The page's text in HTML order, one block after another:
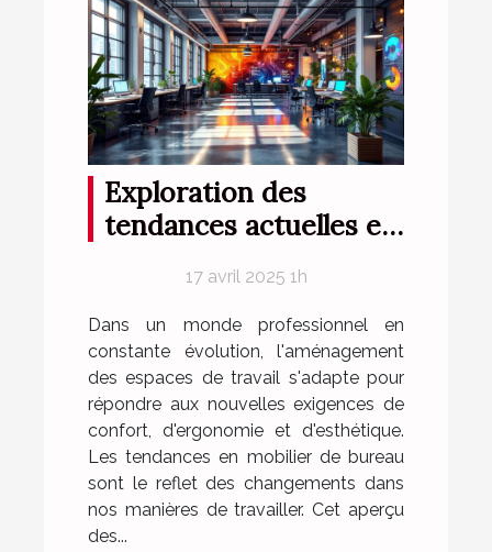
Exploration des
tendances actuelles en
17 avril 2025 1h
Dans un monde professionnel en
constante évolution, l'aménagement
des espaces de travail s'adapte pour
répondre aux nouvelles exigences de
confort, d'ergonomie et d'esthétique.
Les tendances en mobilier de bureau
sont le reflet des changements dans
nos manières de travailler. Cet aperçu
des...